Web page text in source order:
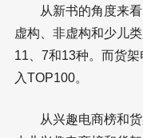
从新书的角度来看
虚构、非虚构和少儿
11、7和13种。而货
入TOP100。
从兴趣电商榜和货